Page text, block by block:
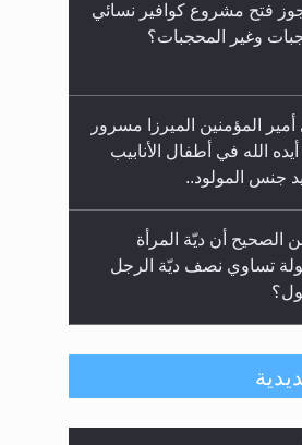
التّحريك الجديد...
فتح مشروع كوافير نسائي
وغير المحجبات؟
المؤمنين الميرزا مسرور
أيده الله في أطفال الأنابيب
جنس المولود..
الصحيح أن ديّة المرأة
تساوي نصف ديّة الرجل
الأشفار الاصطناعية
الاصطناعية) والأظافر
وهل يُسمح الصلاة بها؟